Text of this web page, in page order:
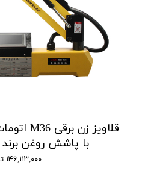
با پاشش روغن برند AST POWER
۱۴۶,۱۱۳,۰۰۰ تومان